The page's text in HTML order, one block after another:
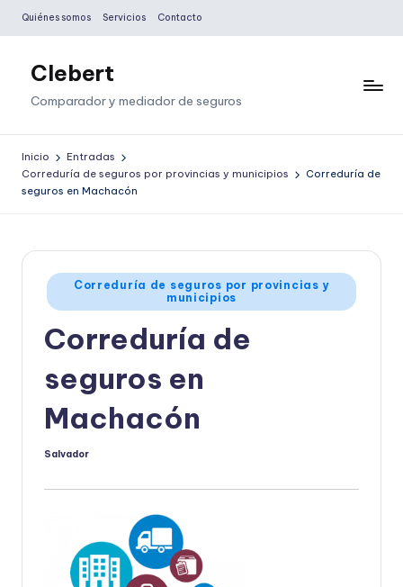
Saltar
contenido
Quiénes somos Servicios Contacto
Clebert
Comparador y mediador de seguros
Inicio
Entradas
Correduría de seguros por provincias y municipios
Correduría de
seguros en Machacón
Publicado
en
Correduría de seguros por provincias y
municipios
Correduría de
seguros en
Machacón
Publicado
Salvador